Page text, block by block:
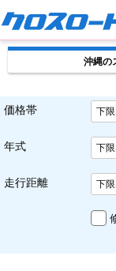
沖縄の
価格帯
年式
走行距離